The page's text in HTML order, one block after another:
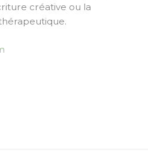
créative ou la